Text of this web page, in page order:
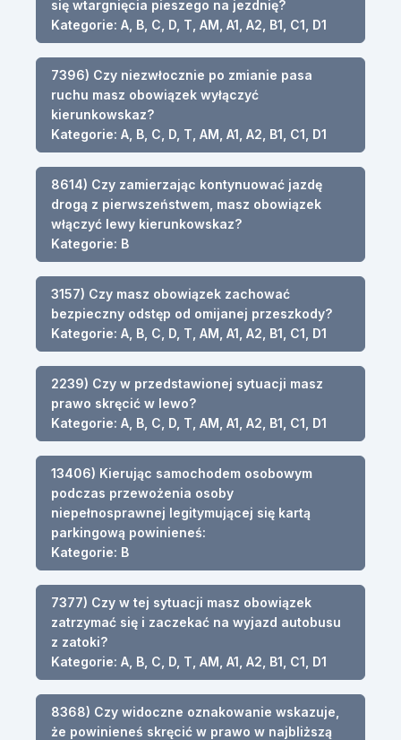
się wtargnięcia pieszego na jezdnię?
Kategorie: A, B, C, D, T, AM, A1, A2, B1, C1, D1
7396) Czy niezwłocznie po zmianie pasa
ruchu masz obowiązek wyłączyć
kierunkowskaz?
Kategorie: A, B, C, D, T, AM, A1, A2, B1, C1, D1
8614) Czy zamierzając kontynuować jazdę
drogą z pierwszeństwem, masz obowiązek
włączyć lewy kierunkowskaz?
Kategorie: B
3157) Czy masz obowiązek zachować
bezpieczny odstęp od omijanej przeszkody?
Kategorie: A, B, C, D, T, AM, A1, A2, B1, C1, D1
2239) Czy w przedstawionej sytuacji masz
prawo skręcić w lewo?
Kategorie: A, B, C, D, T, AM, A1, A2, B1, C1, D1
13406) Kierując samochodem osobowym
podczas przewożenia osoby
niepełnosprawnej legitymującej się kartą
parkingową powinieneś:
Kategorie: B
7377) Czy w tej sytuacji masz obowiązek
zatrzymać się i zaczekać na wyjazd autobusu
z zatoki?
Kategorie: A, B, C, D, T, AM, A1, A2, B1, C1, D1
8368) Czy widoczne oznakowanie wskazuje,
że powinieneś skręcić w prawo w najbliższą